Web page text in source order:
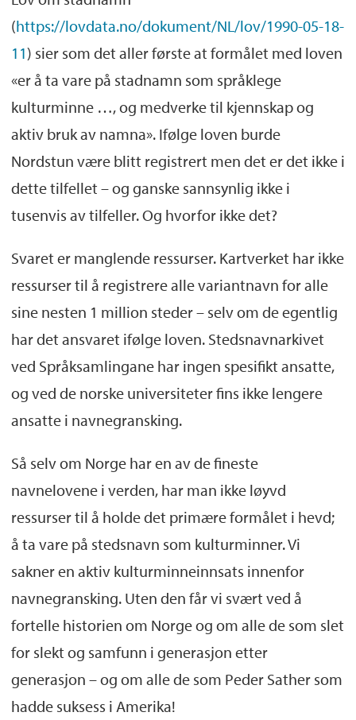
(https://lovdata.no/dokument/NL/lov/1990-05-18-
11) sier som det aller første at formålet med loven
«er å ta vare på stadnamn som språklege
kulturminne …, og medverke til kjennskap og
aktiv bruk av namna». Ifølge loven burde
Nordstun være blitt registrert men det er det ikke i
dette tilfellet – og ganske sannsynlig ikke i
tusenvis av tilfeller. Og hvorfor ikke det?
Svaret er manglende ressurser. Kartverket har ikke
ressurser til å registrere alle variantnavn for alle
sine nesten 1 million steder – selv om de egentlig
har det ansvaret ifølge loven. Stedsnavnarkivet
ved Språksamlingane har ingen spesifikt ansatte,
og ved de norske universiteter fins ikke lengere
ansatte i navnegransking.
Så selv om Norge har en av de fineste
navnelovene i verden, har man ikke løyvd
ressurser til å holde det primære formålet i hevd;
å ta vare på stedsnavn som kulturminner. Vi
sakner en aktiv kulturminneinnsats innenfor
navnegransking. Uten den får vi svært ved å
fortelle historien om Norge og om alle de som slet
for slekt og samfunn i generasjon etter
generasjon – og om alle de som Peder Sather som
hadde suksess i Amerika!